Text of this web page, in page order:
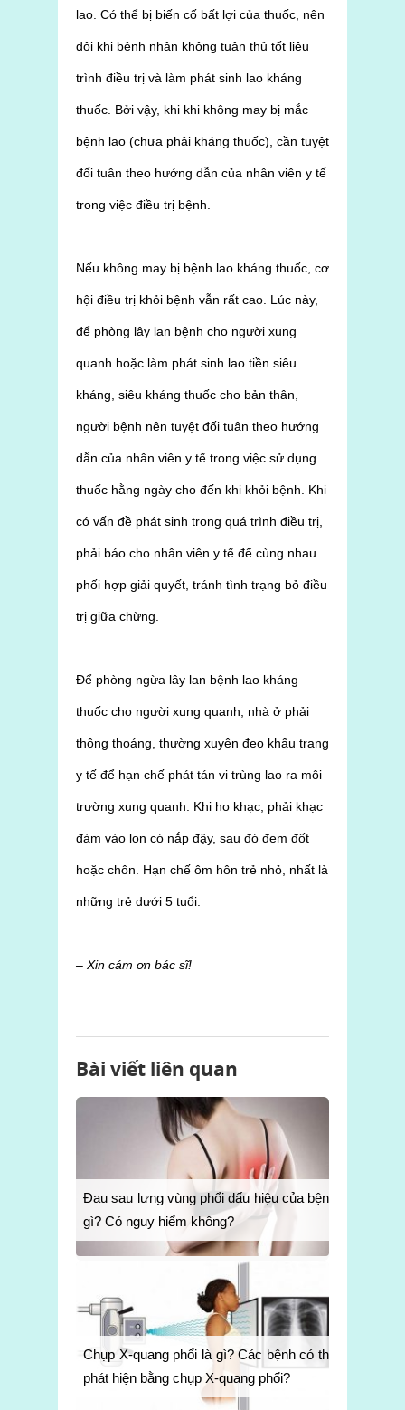
lao. Có thể bị biến cố bất lợi của thuốc, nên
đôi khi bệnh nhân không tuân thủ tốt liệu
trình điều trị và làm phát sinh lao kháng
thuốc. Bởi vậy, khi khi không may bị mắc
bệnh lao (chưa phải kháng thuốc), cần tuyệt
đối tuân theo hướng dẫn của nhân viên y tế
trong việc điều trị bệnh.
Nếu không may bị bệnh lao kháng thuốc, cơ
hội điều trị khỏi bệnh vẫn rất cao. Lúc này,
để phòng lây lan bệnh cho người xung
quanh hoặc làm phát sinh lao tiền siêu
kháng, siêu kháng thuốc cho bản thân,
người bệnh nên tuyệt đối tuân theo hướng
dẫn của nhân viên y tế trong việc sử dụng
thuốc hằng ngày cho đến khi khỏi bệnh. Khi
có vấn đề phát sinh trong quá trình điều trị,
phải báo cho nhân viên y tế để cùng nhau
phối hợp giải quyết, tránh tình trạng bỏ điều
trị giữa chừng.
Để phòng ngừa lây lan bệnh lao kháng
thuốc cho người xung quanh, nhà ở phải
thông thoáng, thường xuyên đeo khẩu trang
y tế để hạn chế phát tán vi trùng lao ra môi
trường xung quanh. Khi ho khạc, phải khạc
đàm vào lon có nắp đậy, sau đó đem đốt
hoặc chôn. Hạn chế ôm hôn trẻ nhỏ, nhất là
những trẻ dưới 5 tuổi.
– Xin cám ơn bác sĩ!
Bài viết liên quan
Đau sau lưng vùng phổi dấu hiệu của bệnh
gì? Có nguy hiểm không?
Chụp X-quang phổi là gì? Các bệnh có thể
phát hiện bằng chụp X-quang phổi?